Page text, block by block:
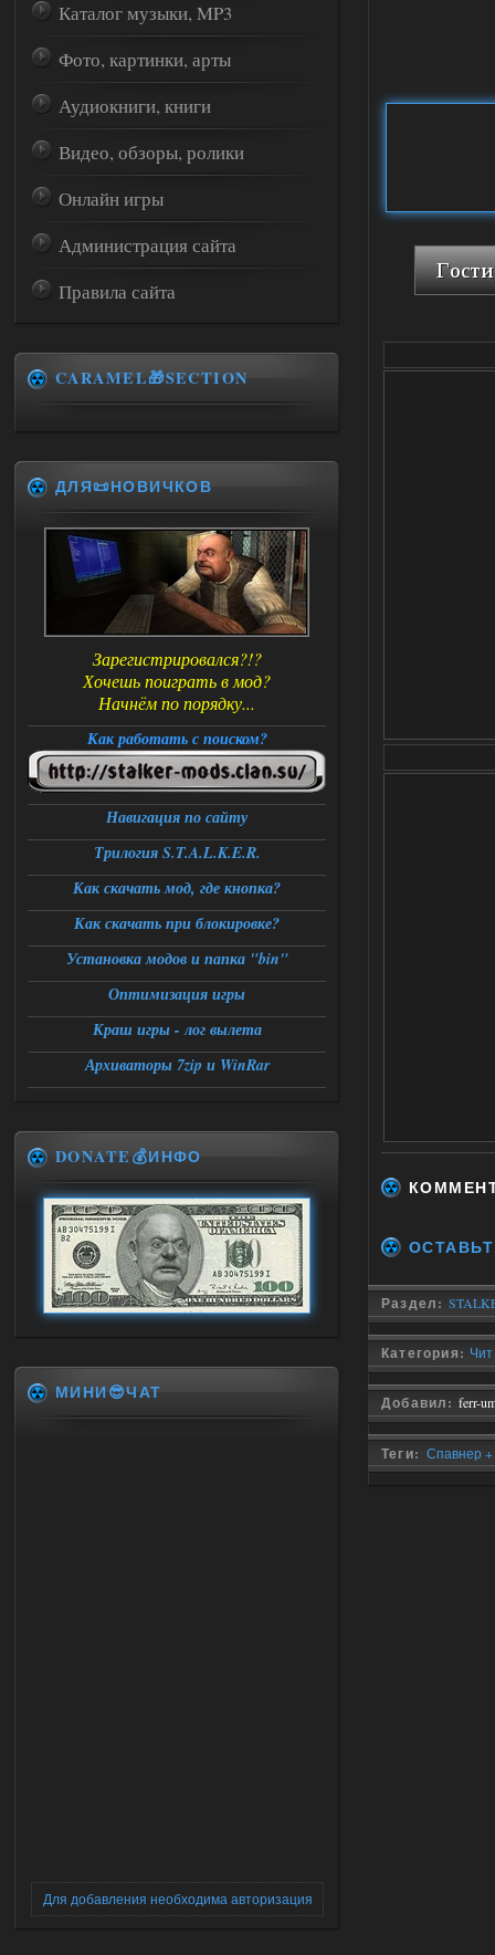
Раздел:
Категория:
Добавил: ferr-
Теги: Спавнер +
Каталог музыки, MP3
Фото, картинки, арты
Аудиокниги, книги
Видео, обзоры, ролики
Онлайн игры
Администрация сайта
Правила сайта
CARAMEL🎁SECTION
ДЛЯ📜НОВИЧКОВ
Зарегистрировался?!?
Хочешь поиграть в мод?
Начнём по порядку...
Как работать с поиском?
Навигация по сайту
Трилогия S.T.A.L.K.E.R.
Как скачать мод, где кнопка?
Как скачать при блокировке?
Установка модов и папка "bin"
Оптимизация игры
Краш игры - лог вылета
Архиваторы 7zip и WinRar
DONATE💰ИНФО
МИНИ😎ЧАТ
Для добавления необходима авторизация